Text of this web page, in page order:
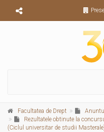
Facultatea de Drept
Rezultatele obtinute la
(Ciclul universitar de studii